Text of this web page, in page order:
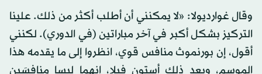
وقال غوارديولا: «لا يمكنني أن أطلب أكثر من ذلك. علينا
التركيز بشكل أكبر في آخر مباراتين (في الدوري). لكنني
أقول، إن بورنموث منافس قوي، انظروا إلى ما يقدمه هذا
الموسم، وبعد ذلك أستون فيلا، إنهما ليسا منافسَين